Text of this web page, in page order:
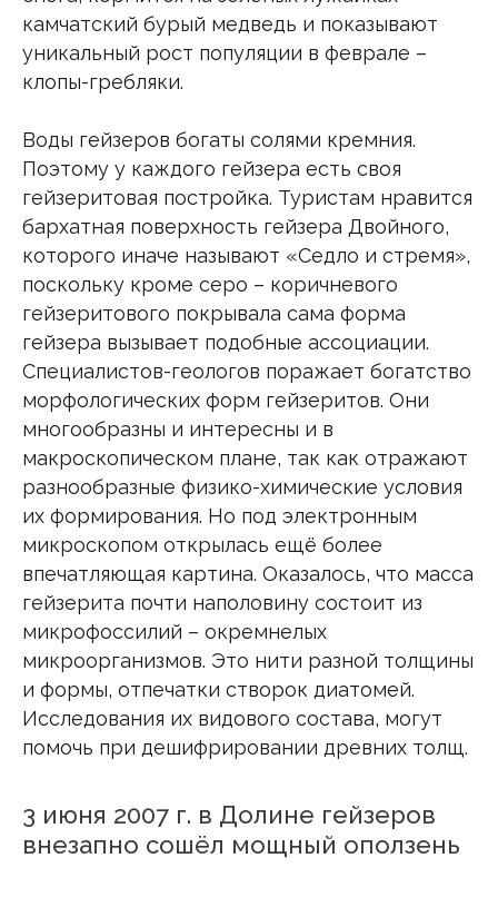
камчатский бурый медведь и показывают
уникальный рост популяции в феврале –
клопы-гребляки.
Воды гейзеров богаты солями кремния.
Поэтому у каждого гейзера есть своя
гейзеритовая постройка. Туристам нравится
бархатная поверхность гейзера Двойного,
которого иначе называют «Седло и стремя»,
поскольку кроме серо – коричневого
гейзеритового покрывала сама форма
гейзера вызывает подобные ассоциации.
Специалистов-геологов поражает богатство
морфологических форм гейзеритов. Они
многообразны и интересны и в
макроскопическом плане, так как отражают
разнообразные физико-химические условия
их формирования. Но под электронным
микроскопом открылась ещё более
впечатляющая картина. Оказалось, что масса
гейзерита почти наполовину состоит из
микрофоссилий – окремнелых
микроорганизмов. Это нити разной толщины
и формы, отпечатки створок диатомей.
Исследования их видового состава, могут
помочь при дешифрировании древних толщ.
3 июня 2007 г. в Долине гейзеров
внезапно сошёл мощный оползень